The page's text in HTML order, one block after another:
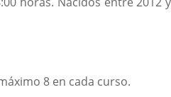
8 en cada curso.